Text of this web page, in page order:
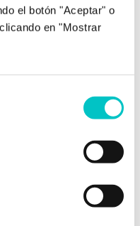
el botón "Aceptar" o
en "Mostrar
primer